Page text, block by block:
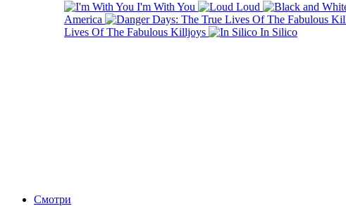
I'm With You Loud
America
Lives Of The Fabulous Killjoys
In Silico
Смотри